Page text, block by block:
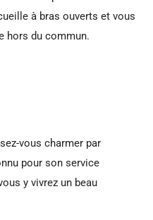
à bras ouverts et vous
hors du commun.
vous charmer par
pour son service
y vivrez un beau